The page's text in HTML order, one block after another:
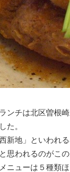
ンチは北区曽根
た。
新地」といわれ
思われるのがこの
ニューは５種類